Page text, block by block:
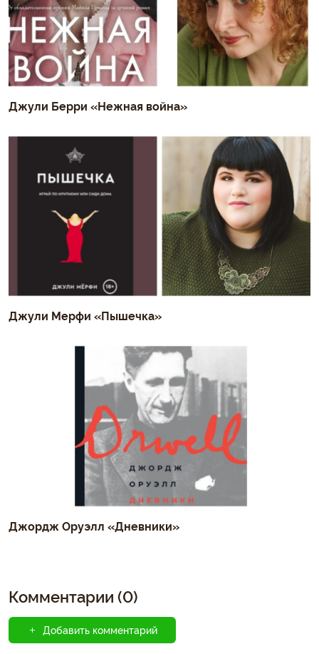
Джули Берри «Нежная война»
Джули Мерфи «Пышечка»
Джордж Оруэлл «Дневники»
Комментарии (0)
Добавить комментарий